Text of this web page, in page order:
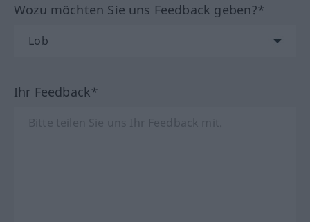
Wozu möchten Sie uns Feedback geben?*
Ihr Feedback*